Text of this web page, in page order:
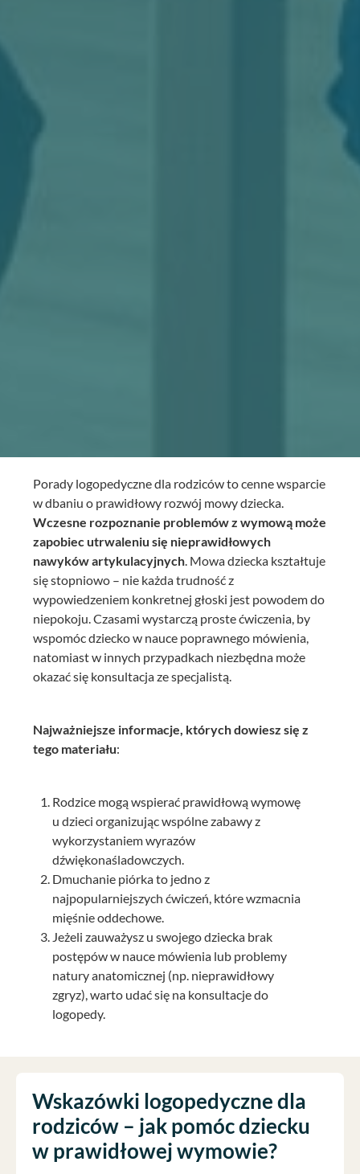
Porady logopedyczne dla rodziców to cenne wsparcie
w dbaniu o prawidłowy rozwój mowy dziecka.
Wczesne rozpoznanie problemów z wymową może
zapobiec utrwaleniu się nieprawidłowych
nawyków artykulacyjnych . Mowa dziecka kształtuje
się stopniowo – nie każda trudność z
wypowiedzeniem konkretnej głoski jest powodem do
niepokoju. Czasami wystarczą proste ćwiczenia, by
wspomóc dziecko w nauce poprawnego mówienia,
natomiast w innych przypadkach niezbędna może
okazać się konsultacja ze specjalistą.
Najważniejsze informacje, których dowiesz się z
tego materiału:
Rodzice mogą wspierać prawidłową wymowę
u dzieci organizując wspólne zabawy z
wykorzystaniem wyrazów
dźwiękonaśladowczych.
Dmuchanie piórka to jedno z
najpopularniejszych ćwiczeń, które wzmacnia
mięśnie oddechowe.
Jeżeli zauważysz u swojego dziecka brak
postępów w nauce mówienia lub problemy
natury anatomicznej (np. nieprawidłowy
zgryz), warto udać się na konsultacje do
logopedy.
Wskazówki logopedyczne dla
rodziców – jak pomóc dziecku
w prawidłowej wymowie?